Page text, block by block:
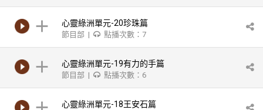
心靈綠洲單元-20珍珠篇
節目部 | 點播次數：7
心靈綠洲單元-19有力的手篇
節目部 | 點播次數：6
心靈綠洲單元-18王安石篇